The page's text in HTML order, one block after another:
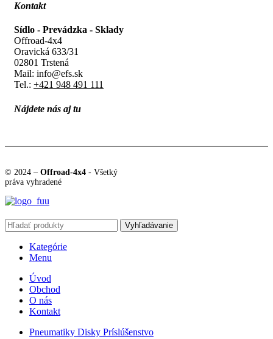
Kontakt
Sídlo - Prevádzka - Sklady
Offroad-4x4
Oravická 633/31
02801 Trstená
Mail: info@efs.sk
Tel.: +421 948 491 111
Nájdete nás aj tu
© 2024 – Offroad-4x4 - Všetký
práva vyhradené
Vyhľadávanie
Kategórie
Menu
Úvod
Obchod
O nás
Kontakt
Pneumatiky Disky Príslúšenstvo